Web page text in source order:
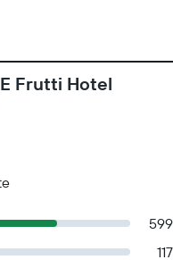
Frutti Hotel
599
117